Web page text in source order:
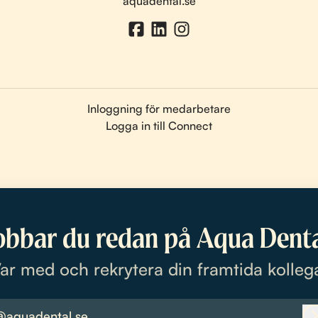
Inloggning för medarbetare
Logga in till Connect
du redan på Aqua
med och rekrytera din framtida